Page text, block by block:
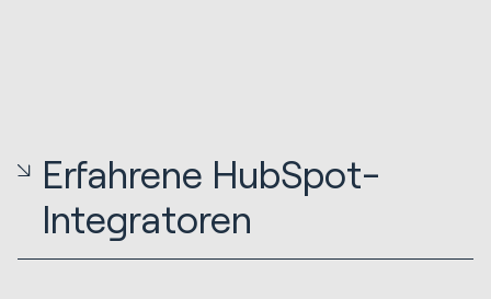
Erfahrene HubSpot-
Integratoren